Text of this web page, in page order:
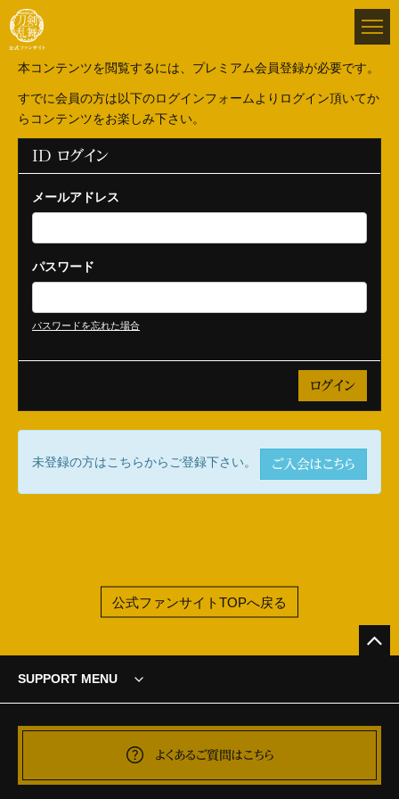
本コンテンツを閲覧するには、プレミアム会員登録が必要です。
すでに会員の方は以下のログインフォームよりログイン頂いてか
らコンテンツをお楽しみ下さい。
ID ログイン
メールアドレス
パスワード
パスワードを忘れた場合
未登録の方はこちらからご登録下さい。 ご入会はこちら
公式ファンサイトTOPへ戻る
SUPPORT MENU
よくあるご質問はこちら